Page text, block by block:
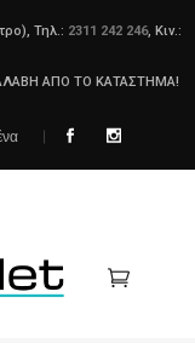
Τηλ.: 2311 242 246, Κιν.:
ΑΠΟ ΤΟ ΚΑΤΑΣΤΗΜΑ!